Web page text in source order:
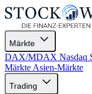
Märkte
DAX/MDAX Nasdaq
Märkte Asien-Märkte
Trading